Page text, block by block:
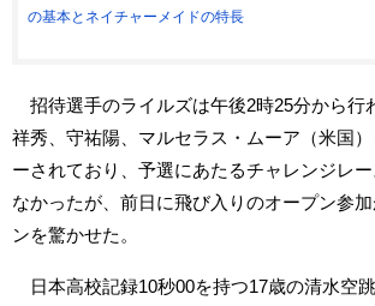
の基本とネイチャーメイドの特長
招待選手のライルズは午後2時25分から行
祥秀、守祐陽、マルセラス・ムーア（米国
ーされており、予選にあたるチャレンジレ
なかったが、前日に飛び入りのオープン参
ンを驚かせた。
日本高校記録10秒00を持つ17歳の清水空